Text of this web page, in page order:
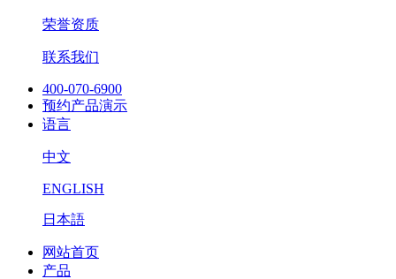
荣誉资质
联系我们
400-070-6900
预约产品演示
语言
中文
ENGLISH
日本語
网站首页
产品